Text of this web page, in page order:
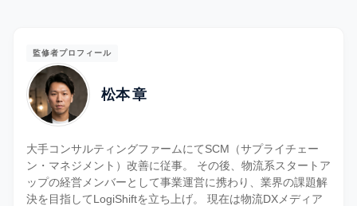
監修者プロフィール
松本 章
大手コンサルティングファームにてSCM（サプライチェー
ン・マネジメント）改善に従事。 その後、物流系スタートア
ップの経営メンバーとして事業運営に携わり、業界の課題解
決を目指してLogiShiftを立ち上げ。 現在は物流DXメディア